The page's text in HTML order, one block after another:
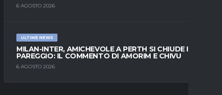
6 AGOSTO 2026
ULTIME NEWS
MILAN-INTER, AMICHEVOLE A PERTH SI CHIUDE IN
PAREGGIO: IL COMMENTO DI AMORIM E CHIVU
6 AGOSTO 2026